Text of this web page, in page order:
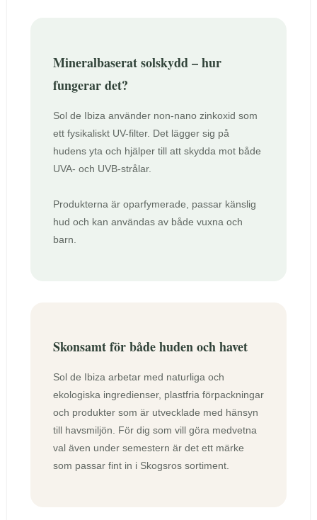
Mineralbaserat solskydd – hur
fungerar det?
Sol de Ibiza använder non-nano zinkoxid som
ett fysikaliskt UV-filter. Det lägger sig på
hudens yta och hjälper till att skydda mot både
UVA- och UVB-strålar.
Produkterna är oparfymerade, passar känslig
hud och kan användas av både vuxna och
barn.
Skonsamt för både huden och havet
Sol de Ibiza arbetar med naturliga och
ekologiska ingredienser, plastfria förpackningar
och produkter som är utvecklade med hänsyn
till havsmiljön. För dig som vill göra medvetna
val även under semestern är det ett märke
som passar fint in i Skogsros sortiment.